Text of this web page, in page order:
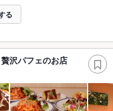
る
沢パフェのお店